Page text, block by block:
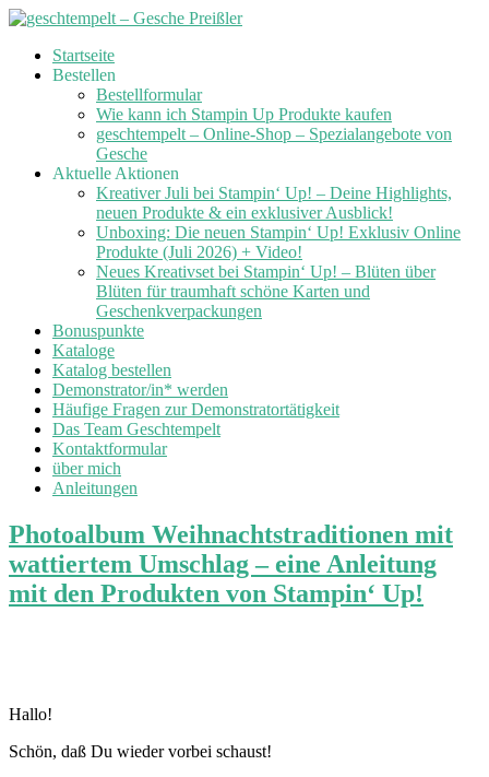
Skip
Startseite
Bestellen
Bestellformular
Wie kann ich Stampin Up Produkte kaufen
geschtempelt – Online-Shop – Spezialangebote von
Gesche
Aktuelle Aktionen
Kreativer Juli bei Stampin‘ Up! – Deine Highlights,
neuen Produkte & ein exklusiver Ausblick!
Unboxing: Die neuen Stampin‘ Up! Exklusiv Online
Produkte (Juli 2026) + Video!
Neues Kreativset bei Stampin‘ Up! – Blüten über
Blüten für traumhaft schöne Karten und
Geschenkverpackungen
Bonuspunkte
Kataloge
Katalog bestellen
Demonstrator/in* werden
Häufige Fragen zur Demonstratortätigkeit
Das Team Geschtempelt
Kontaktformular
über mich
Anleitungen
Photoalbum Weihnachtstraditionen mit
wattiertem Umschlag – eine Anleitung
mit den Produkten von Stampin‘ Up!
Hallo!
Schön, daß Du wieder vorbei schaust!